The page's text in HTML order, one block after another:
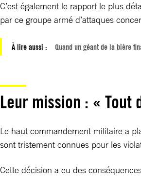
C’est également le rapport le plus
par ce groupe armé d’attaques
À lire aussi : Quand un géant de la bière
Leur mission : « Tout
Le haut commandement militaire a
sont tristement connues pour les
Cette décision a eu des